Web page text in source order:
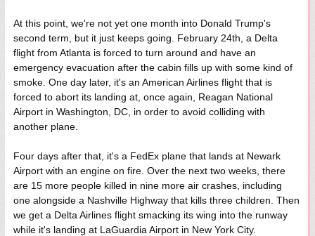
At this point, we're not yet one month into Donald Trump's
second term, but it just keeps going. February 24th, a Delta
flight from Atlanta is forced to turn around and have an
emergency evacuation after the cabin fills up with some kind of
smoke. One day later, it's an American Airlines flight that is
forced to abort its landing at, once again, Reagan National
Airport in Washington, DC, in order to avoid colliding with
another plane.
Four days after that, it's a FedEx plane that lands at Newark
Airport with an engine on fire. Over the next two weeks, there
are 15 more people killed in nine more air crashes, including
one alongside a Nashville Highway that kills three children. Then
we get a Delta Airlines flight smacking its wing into the runway
while it's landing at LaGuardia Airport in New York City.